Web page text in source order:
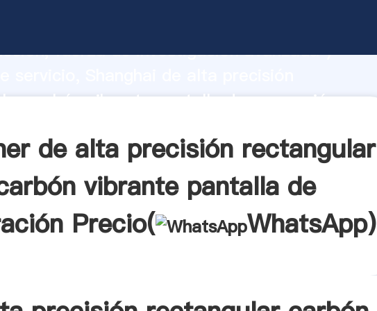
fuerza de investigación avanzada y
carbón vibrante pantalla de separación
de alta precisión rectangular
vibrante pantalla de
Precio(
WhatsApp)